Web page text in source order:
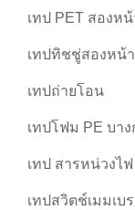
เทป PET สองหน้
เทปทิชชู่สองหน้า
เทปถ่ายโอน
เทปโฟม PE บา
เทป สารหน่วงไฟ
เทปสวิตช์เมมเบ